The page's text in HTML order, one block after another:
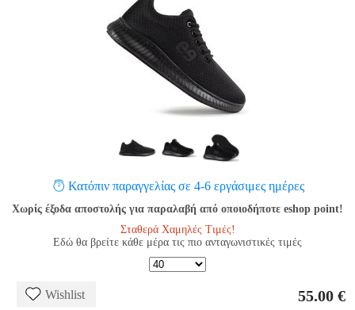
Κατόπιν παραγγελίας σε 4-6 εργάσιμες ημέρες
Χωρίς έξοδα αποστολής για παραλαβή από οποιοδήποτε eshop point!
Σταθερά Χαμηλές Τιμές!
Εδώ θα βρείτε κάθε μέρα τις πιο ανταγωνιστικές τιμές
Wishlist 55.00 €